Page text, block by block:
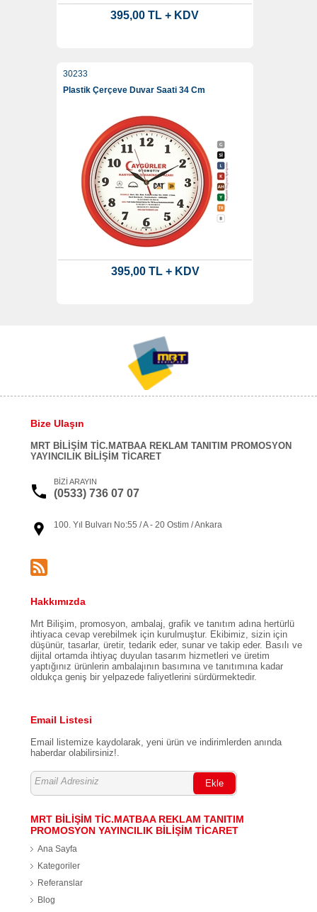
395,00 TL + KDV
30233
Plastik Çerçeve Duvar Saati 34 Cm
395,00 TL + KDV
Bize Ulaşın
MRT BİLİŞİM TİC.MATBAA REKLAM TANITIM PROMOSYON
YAYINCILIK BİLİŞİM TİCARET
BİZİ ARAYIN
(0533) 736 07 07
100. Yıl Bulvarı No:55 / A - 20 Ostim / Ankara
Hakkımızda
Mrt Bilişim, promosyon, ambalaj, grafik ve tanıtım adına hertürlü
ihtiyaca cevap verebilmek için kurulmuştur. Ekibimiz, sizin için
düşünür, tasarlar, üretir, tedarik eder, sunar ve takip eder. Basılı ve
dijital ortamda ihtiyaç duyulan tasarım hizmetleri ve üretim
yaptığınız ürünlerin ambalajının basımına ve tanıtımına kadar
oldukça geniş bir yelpazede faliyetlerini sürdürmektedir.
Email Listesi
Email listemize kaydolarak, yeni ürün ve indirimlerden anında
haberdar olabilirsiniz!.
Ekle
MRT BİLİŞİM TİC.MATBAA REKLAM TANITIM
PROMOSYON YAYINCILIK BİLİŞİM TİCARET
Ana Sayfa
Kategoriler
Referanslar
Blog